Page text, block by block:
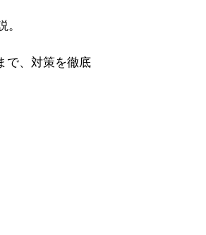
で、対策を徹底